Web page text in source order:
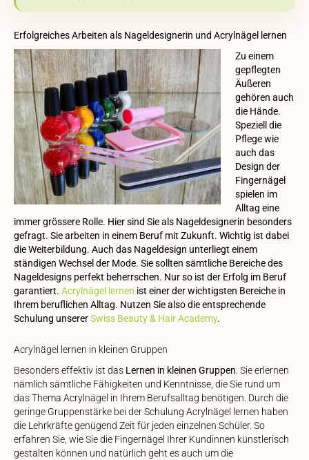
Erfolgreiches Arbeiten als Nageldesignerin und Acrylnägel lernen
Zu einem
gepflegten
Äußeren
gehören auch
die Hände.
Speziell die
Pflege wie
auch das
Design der
Fingernägel
spielen im
Alltag eine
immer grössere Rolle. Hier sind Sie als Nageldesignerin besonders
gefragt. Sie arbeiten in einem Beruf mit Zukunft. Wichtig ist dabei
die Weiterbildung. Auch das Nageldesign unterliegt einem
ständigen Wechsel der Mode. Sie sollten sämtliche Bereiche des
Nageldesigns perfekt beherrschen. Nur so ist der Erfolg im Beruf
garantiert. Acrylnägel lernen ist einer der wichtigsten Bereiche in
Ihrem beruflichen Alltag. Nutzen Sie also die entsprechende
Schulung unsererSwiss Beauty & Hair Academy.
Acrylnägel lernen in kleinen Gruppen
Besonders effektiv ist das Lernen in kleinen Gruppen . Sie erlernen
nämlich sämtliche Fähigkeiten und Kenntnisse, die Sie rund um
das Thema Acrylnägel in Ihrem Berufsalltag benötigen. Durch die
geringe Gruppenstärke bei der Schulung Acrylnägel lernen haben
die Lehrkräfte genügend Zeit für jeden einzelnen Schüler. So
erfahren Sie, wie Sie die Fingernägel Ihrer Kundinnen künstlerisch
gestalten können und natürlich geht es auch um die